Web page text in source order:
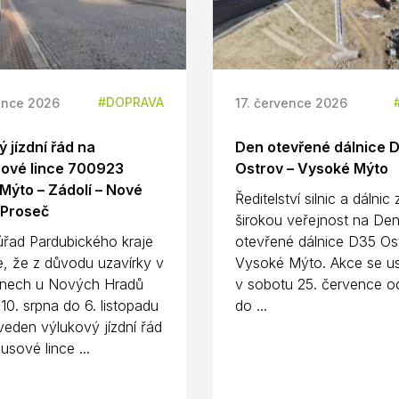
2026 DOPRAVA
jízdní řád na
lince 700923
– Zádolí – Nové
Pardubického kraje
že z důvodu uzavírky v
u Nových Hradů
srpna do 6. listopadu
výlukový jízdní řád
lince ...
17. července 2026
Den otevřené dálnice
Ostrov – Vysoké Mýto
Ředitelství silnic a dálnic
širokou veřejnost na Den
otevřené dálnice D35
Vysoké Mýto. Akce se
v sobotu 25. července
do ...